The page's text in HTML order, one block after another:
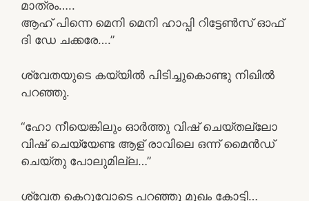
മാത്രം…..
ആഹ് പിന്നെ മെനി മെനി ഹാപ്പി റിട്ടേൺസ് ഓഫ്
ദി ഡേ ചക്കരേ….”
ശ്വേതയുടെ കയ്യിൽ പിടിച്ചുകൊണ്ടു നിഖിൽ
പറഞ്ഞു.
“ഹോ നീയെങ്കിലും ഓർത്തു വിഷ് ചെയ്തല്ലോ
വിഷ് ചെയ്യേണ്ട ആള് രാവിലെ ഒന്ന് മൈൻഡ്
ചെയ്തു പോലുമില്ല…”
ശ്വേത കെറുവോടെ പറഞ്ഞു മുഖം കോട്ടി…